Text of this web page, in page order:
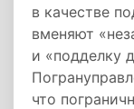
в качестве
вменяют
и «подделку
что